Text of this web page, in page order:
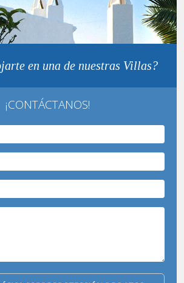
en una de nuestras Villas?
¡CONTÁCTANOS!